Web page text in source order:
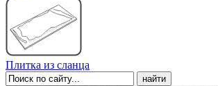
Плитка из сланца